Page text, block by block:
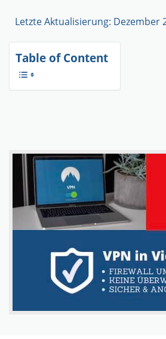
Letzte Aktualisierung: Dezember
Table of Content